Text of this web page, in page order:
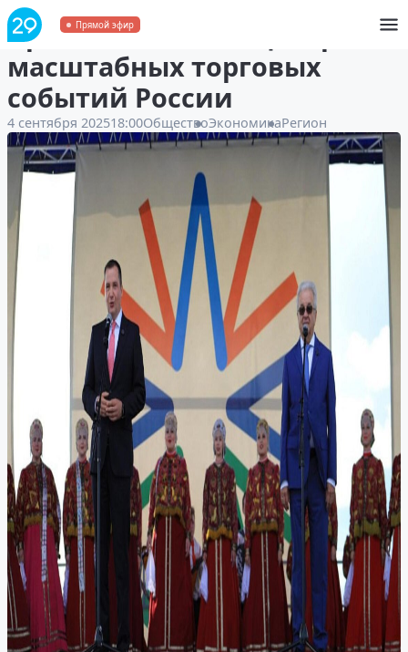
Прямой эфир
Архангельск стал центром
масштабных торговых
событий России
4 сентября 202518:00ОбществоЭкономикаРегион